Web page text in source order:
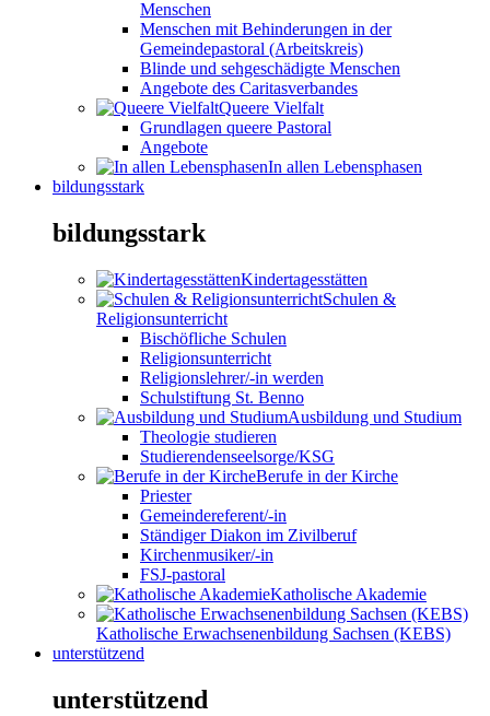
Menschen
Menschen mit Behinderungen in der
Gemeindepastoral (Arbeitskreis)
Blinde und sehgeschädigte Menschen
Angebote des Caritasverbandes
Queere Vielfalt
Grundlagen queere Pastoral
Angebote
In allen Lebensphasen
bildungsstark
bildungsstark
Kindertagesstätten
Schulen &
Religionsunterricht
Bischöfliche Schulen
Religionsunterricht
Religionslehrer/-in werden
Schulstiftung St. Benno
Ausbildung und Studium
Theologie studieren
Studierendenseelsorge/KSG
Berufe in der Kirche
Priester
Gemeindereferent/-in
Ständiger Diakon im Zivilberuf
Kirchenmusiker/-in
FSJ-pastoral
Katholische Akademie
Katholische Erwachsenenbildung Sachsen (KEBS)
unterstützend
unterstützend